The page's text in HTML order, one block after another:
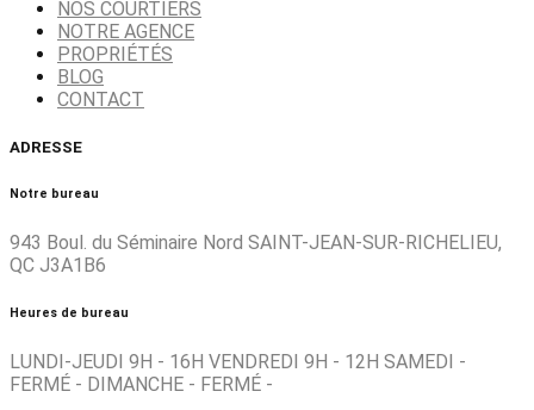
NOS COURTIERS
NOTRE AGENCE
PROPRIÉTÉS
BLOG
CONTACT
ADRESSE
Notre bureau
943 Boul. du Séminaire Nord SAINT-JEAN-SUR-RICHELIEU,
QC J3A1B6
Heures de bureau
LUNDI-JEUDI 9H - 16H VENDREDI 9H - 12H SAMEDI -
FERMÉ - DIMANCHE - FERMÉ -